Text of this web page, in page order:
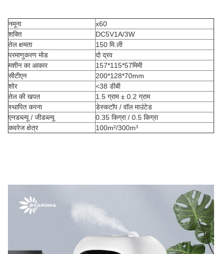
नमूना
x60
शक्ति
DC5V1A/3W
तेल क्षमता
150 मि.ली
परमाणुकरण मोड
दो द्रव
मशीन का आकार
157*115*57मिमी
सीटीएन
200*128*70mm
शोर
<38 डीबी
तेल की खपत
1.5 ग्राम ± 0.2 ग्राम
स्थापित करना
डेस्कटॉप / वॉल माउंटेड
एनडब्ल्यू / जीडब्ल्यू
0.35 किग्रा / 0.5 किग्रा
कवरेज क्षेत्र
100m²/300m³